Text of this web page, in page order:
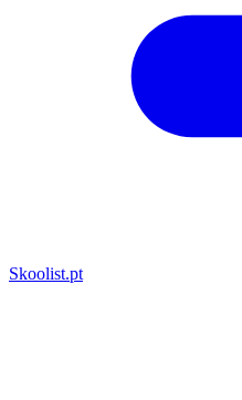
Skoolist.pt